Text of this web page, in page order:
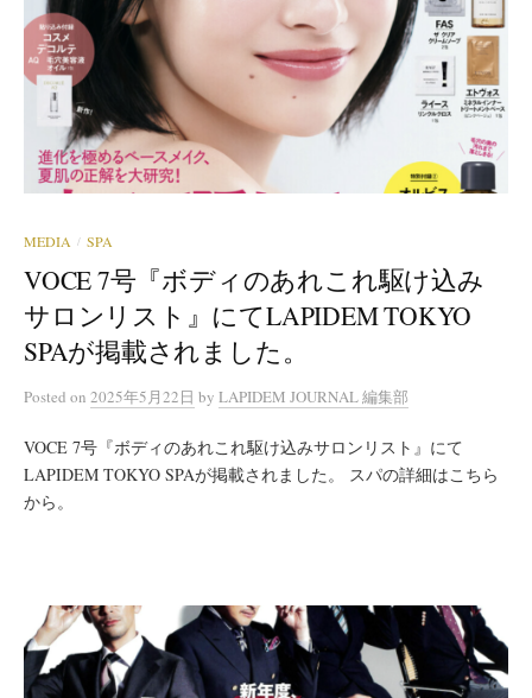
MEDIA / SPA
VOCE 7号『ボディのあれこれ駆け込み
サロンリスト』にてLAPIDEM TOKYO
SPAが掲載されました。
Posted on 2025年5月22日 by LAPIDEM JOURNAL 編集部
VOCE 7号『ボディのあれこれ駆け込みサロンリスト』にて
LAPIDEM TOKYO SPAが掲載されました。 スパの詳細はこちら
から。